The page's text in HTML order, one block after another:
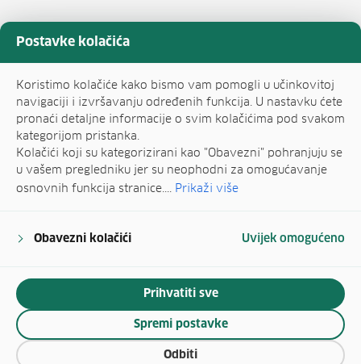
Postavke kolačića
Koristimo kolačiće kako bismo vam pomogli u učinkovitoj
navigaciji i izvršavanju određenih funkcija. U nastavku ćete
pronaći detaljne informacije o svim kolačićima pod svakom
kategorijom pristanka.
Kolačići koji su kategorizirani kao "Obavezni" pohranjuju se
u vašem pregledniku jer su neophodni za omogućavanje
osnovnih funkcija stranice.... Prikaži više
Obavezni kolačići Uvijek omogućeno
Odbiti
Spremi postavke
Prihvatiti sve